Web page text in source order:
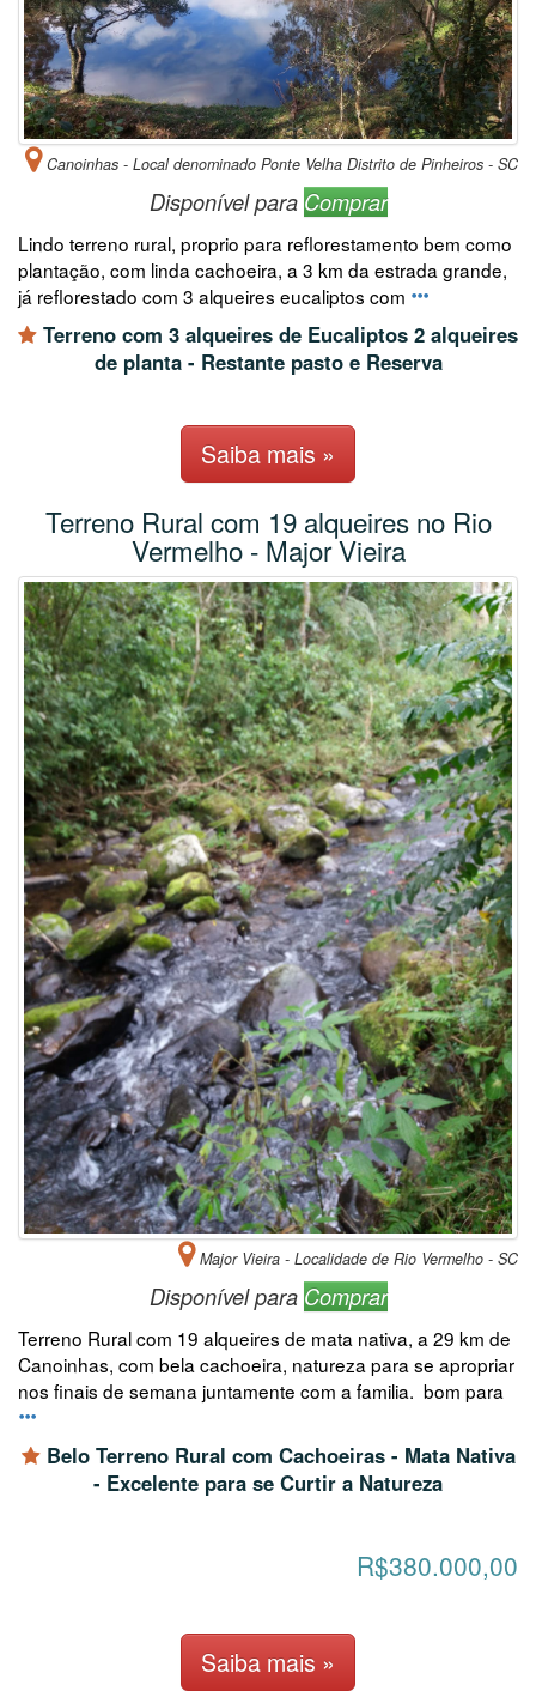
Canoinhas - Local denominado Ponte Velha Distrito de Pinheiros - SC
Disponível para Comprar
Lindo terreno rural, proprio para reflorestamento bem como
plantação, com linda cachoeira, a 3 km da estrada grande,
já reflorestado com 3 alqueires eucaliptos com
Terreno com 3 alqueires de Eucaliptos 2 alqueires
de planta - Restante pasto e Reserva
Saiba mais »
Terreno Rural com 19 alqueires no Rio
Vermelho - Major Vieira
Major Vieira - Localidade de Rio Vermelho - SC
Disponível para Comprar
Terreno Rural com 19 alqueires de mata nativa, a 29 km de
Canoinhas, com bela cachoeira, natureza para se apropriar
nos finais de semana juntamente com a familia. bom para
Belo Terreno Rural com Cachoeiras - Mata Nativa
- Excelente para se Curtir a Natureza
R$380.000,00
Saiba mais »